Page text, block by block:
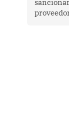
cohesión